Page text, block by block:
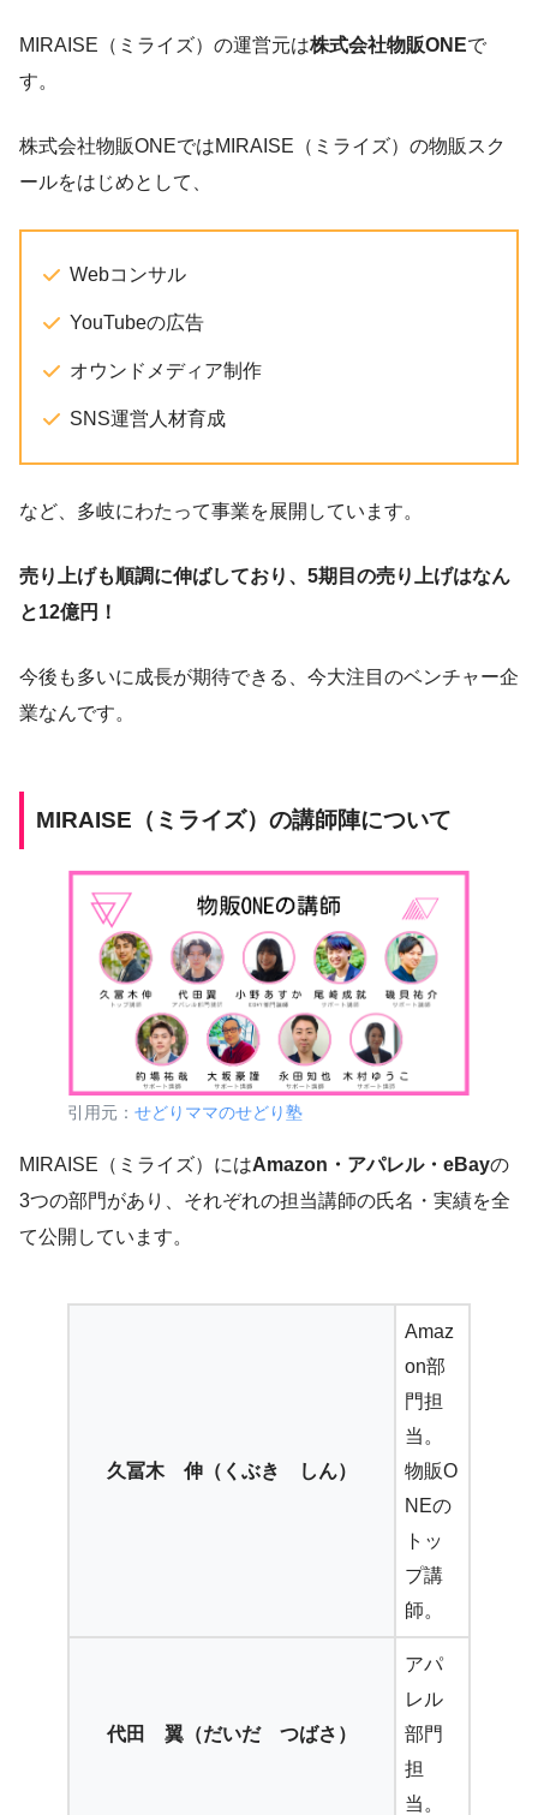
MIRAISE（ミライズ）の運営元は株式会社物販ONEで
す。
株式会社物販ONEではMIRAISE（ミライズ）の物販スク
ールをはじめとして、
Webコンサル
YouTubeの広告
オウンドメディア制作
SNS運営人材育成
など、多岐にわたって事業を展開しています。
売り上げも順調に伸ばしており、5期目の売り上げはなん
と12億円！
今後も多いに成長が期待できる、今大注目のベンチャー企
業なんです。
MIRAISE（ミライズ）の講師陣について
引用元： せどりママのせどり塾
MIRAISE（ミライズ）にはAmazon・アパレル・eBayの
3つの部門があり、それぞれの担当講師の氏名・実績を全
て公開しています。
久冨木 伸（くぶき しん）
Amaz
on部
門担
当。
物販O
NEの
トッ
プ講
師。
代田 翼（だいだ つばさ）
アパ
レル
部門
担
当。